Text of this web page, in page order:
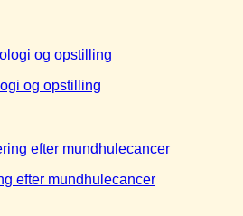
og opstilling
efter mundhulecancer